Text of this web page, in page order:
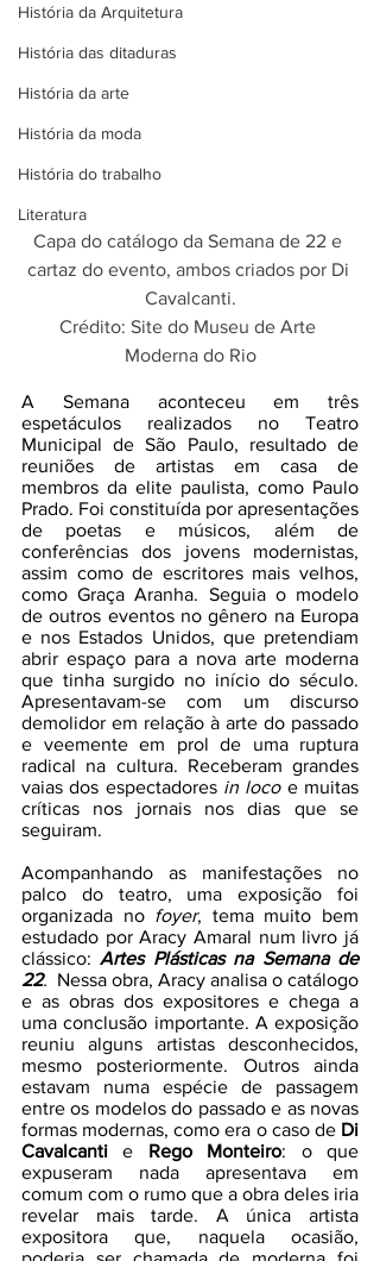
História da Arquitetura
História das ditaduras
História da arte
História da moda
História do trabalho
Literatura
Capa do catálogo da Semana de 22 e
cartaz do evento, ambos criados por Di
Cavalcanti.
Crédito: Site do Museu de Arte
Moderna do Rio
A Semana aconteceu em três
espetáculos realizados no Teatro
Municipal de São Paulo, resultado de
reuniões de artistas em casa de
membros da elite paulista, como Paulo
Prado. Foi constituída por apresentações
de poetas e músicos, além de
conferências dos jovens modernistas,
assim como de escritores mais velhos,
como Graça Aranha. Seguia o modelo
de outros eventos no gênero na Europa
e nos Estados Unidos, que pretendiam
abrir espaço para a nova arte moderna
que tinha surgido no início do século.
Apresentavam-se com um discurso
demolidor em relação à arte do passado
e veemente em prol de uma ruptura
radical na cultura. Receberam grandes
vaias dos espectadores in loco e muitas
críticas nos jornais nos dias que se
seguiram.
Acompanhando as manifestações no
palco do teatro, uma exposição foi
organizada no foyer, tema muito bem
estudado por Aracy Amaral num livro já
clássico: Artes Plásticas na Semana de
22. Nessa obra, Aracy analisa o catálogo
e as obras dos expositores e chega a
uma conclusão importante. A exposição
reuniu alguns artistas desconhecidos,
mesmo posteriormente. Outros ainda
estavam numa espécie de passagem
entre os modelos do passado e as novas
formas modernas, como era o caso de Di
Cavalcanti e Rego Monteiro: o que
expuseram nada apresentava em
comum com o rumo que a obra deles iria
revelar mais tarde. A única artista
expositora que, naquela ocasião,